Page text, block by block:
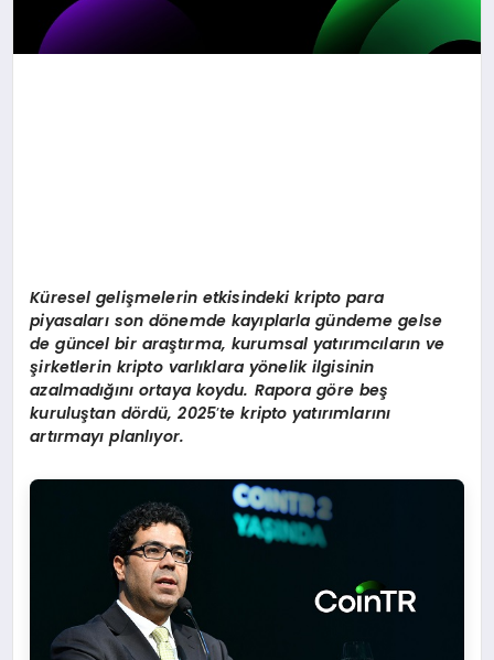
Küresel gelişmelerin etkisindeki kripto para
piyasaları son dönemde kayıplarla gündeme gelse
de güncel bir araştırma, kurumsal yatırımcıların ve
şirketlerin kripto varlıklara yönelik ilgisinin
azalmadığını ortaya koydu. Rapora göre beş
kuruluştan dördü, 2025’te kripto yatırımlarını
artırmayı planlıyor.